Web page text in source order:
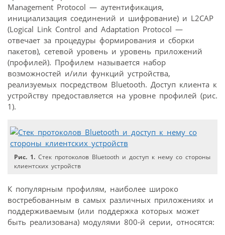
Management Protocol — аутентификация,
инициализация соединений и шифрование) и L2CAP
(Logical Link Control and Adaptation Protocol —
отвечает за процедуры формирования и сборки
пакетов), сетевой уровень и уровень приложений
(профилей). Профилем называется набор
возможностей и/или функций устройства,
реализуемых посредством Bluetooth. Доступ клиента к
устройству предоставляется на уровне профилей (рис.
1).
Рис. 1. Стек протоколов Bluetooth и доступ к нему со стороны
клиентских устройств
К популярным профилям, наиболее широко
востребованным в самых различных приложениях и
поддерживаемым (или поддержка которых может
быть реализована) модулями 800-й серии, относятся: